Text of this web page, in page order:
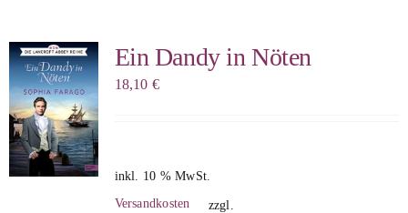
Ein Dandy in Nöten
18,10 €
inkl. 10 % MwSt.
zzgl.
Versandkosten